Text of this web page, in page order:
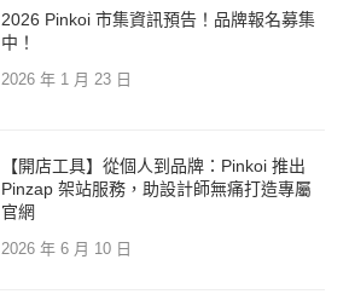
2026 Pinkoi 市集資訊預告！品牌報名募集
中！
2026 年 1 月 23 日
【開店工具】從個人到品牌：Pinkoi 推出
Pinzap 架站服務，助設計師無痛打造專屬
官網
2026 年 6 月 10 日